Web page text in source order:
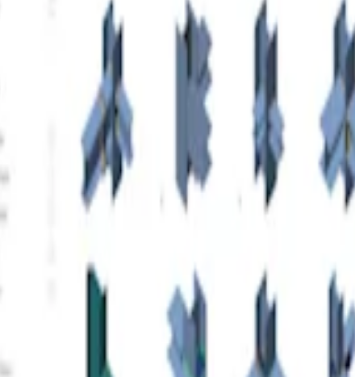
HSS nosník k přípoji smykového přípoje sloupu s širokými přírubami